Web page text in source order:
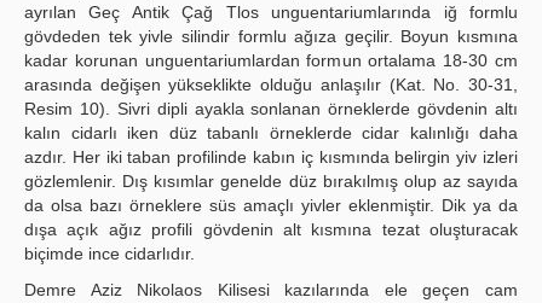
ayrılan Geç Antik Çağ Tlos unguentariumlarında iğ formlu
gövdeden tek yivle silindir formlu ağıza geçilir. Boyun kısmına
kadar korunan unguentariumlardan formun ortalama 18-30 cm
arasında değişen yükseklikte olduğu anlaşılır (Kat. No. 30-31,
Resim 10). Sivri dipli ayakla sonlanan örneklerde gövdenin altı
kalın cidarlı iken düz tabanlı örneklerde cidar kalınlığı daha
azdır. Her iki taban profilinde kabın iç kısmında belirgin yiv izleri
gözlemlenir. Dış kısımlar genelde düz bırakılmış olup az sayıda
da olsa bazı örneklere süs amaçlı yivler eklenmiştir. Dik ya da
dışa açık ağız profili gövdenin alt kısmına tezat oluşturacak
biçimde ince cidarlıdır.
Demre Aziz Nikolaos Kilisesi kazılarında ele geçen cam